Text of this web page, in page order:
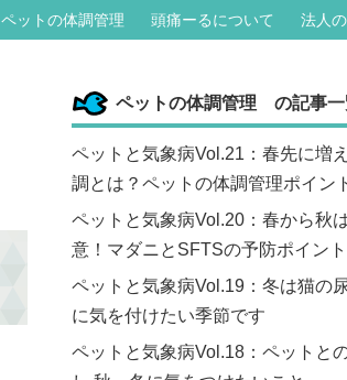
ペットの体調管理 頭痛ーるについて 法人
ペットの体調管理 の記事一
ペットと気象病Vol.21：春先に増
調とは？ペットの体調管理ポイン
ペットと気象病Vol.20：春から秋
意！マダニとSFTSの予防ポイント
ペットと気象病Vol.19：冬は猫の
に気を付けたい季節です
ペットと気象病Vol.18：ペットと